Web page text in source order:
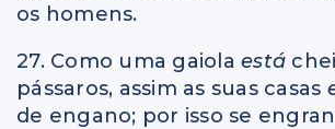
os homens.
27. Como uma gaiola está
pássaros, assim as suas casas
de engano; por isso se